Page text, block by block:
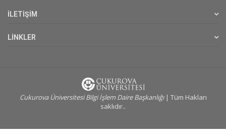
İLETİŞİM
LİNKLER
Cukurova Üniversitesi Bilgi İşlem Daire Başkanlığı| Tüm Hakları
saklıdır..